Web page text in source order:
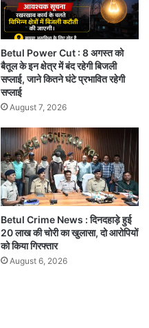
Betul Power Cut : 8 अगस्त को
बैतूल के इन क्षेत्र में बंद रहेगी बिजली
सप्लाई, जाने कितने घंटे प्रभावित रहेगी
सप्लाई
August 7, 2026
Betul Crime News : दिनदहाड़े हुई
20 लाख की चोरी का खुलासा, दो आरोपियों
को किया गिरफ्तार
August 6, 2026